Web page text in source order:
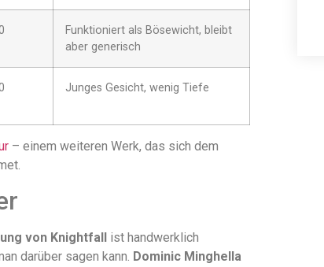
Funktioniert als Bösewicht, bleibt
aber generisch
Junges Gesicht, wenig Tiefe
– einem weiteren Werk, das sich dem
von Knightfall
ist handwerklich
darüber sagen kann. Dominic Minghella